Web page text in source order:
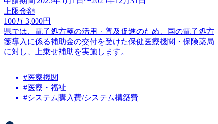
上限金額
100万 3,000円
県では、電子処方箋の活用・普及促進のため、国の電子処方
箋導入に係る補助金の交付を受けた保健医療機関・保険薬局
に対し、上乗せ補助を実施します。
#医療機関
#医療・福祉
#システム購入費/システム構築費